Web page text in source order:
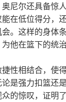
尼尔还具备惊
在低位得分，
。这样的身体
他在篮下的统
性相结合，使
是强力扣篮还
的惊叹，证明